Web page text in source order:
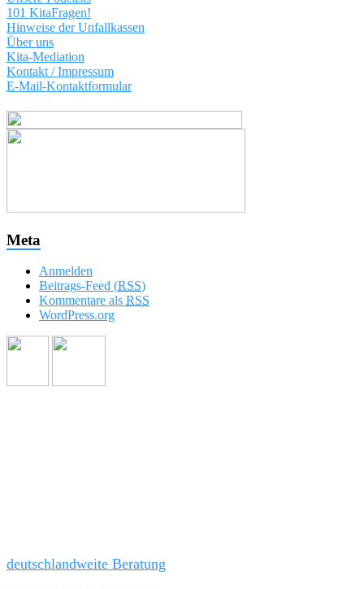
101 KitaFragen!
Hinweise der Unfallkassen
Über uns
Kita-Mediation
Kontakt / Impressum
E-Mail-Kontaktformular
Meta
Anmelden
Beitrags-Feed (RSS)
Kommentare als RSS
WordPress.org
deutschlandweite Beratung